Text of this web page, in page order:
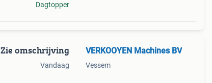
Dagtopper
Zie omschrijving
Vandaag
VERKOOYEN Machines BV
Vessem